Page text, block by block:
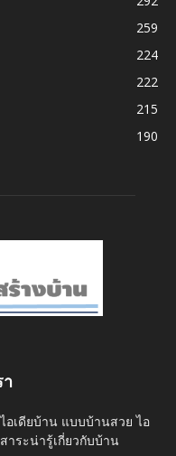
259
224
222
215
190
า
อเดียบ้าน แบบบ้านสวย ไอ
าระน่ารู้เกี่ยวกับบ้าน